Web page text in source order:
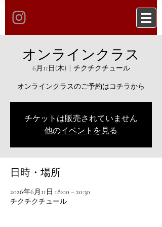
オンラインクラス
6月11日(木)
  |
チクチクチュール
オンラインクラスのご予約はコチラから
チケットは販売されていません
他のイベントを見る
日時・場所
2026年6月11日 18:00 – 20:30
チクチクチュール